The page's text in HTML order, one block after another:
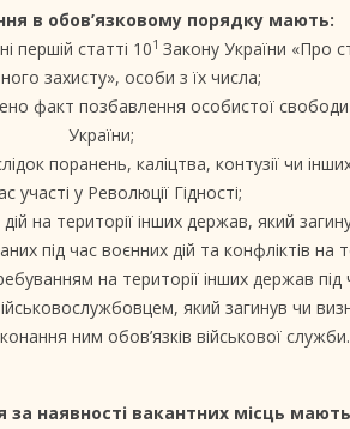
в обов’язковому порядку мають:
першій статті 101 Закону України «Про
захисту», особи з їх числа;
факт позбавлення особистої свободи
України;
поранень, каліцтва, контузії чи
участі у Революції Гідності;
на території інших держав, який
під час воєнних дій та конфліктів
на території інших держав під
який загинув чи
ним обов’язків військової служби.
наявності вакантних місць мають